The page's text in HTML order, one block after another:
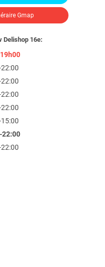
Gmap
Delishop 16e:
22:00